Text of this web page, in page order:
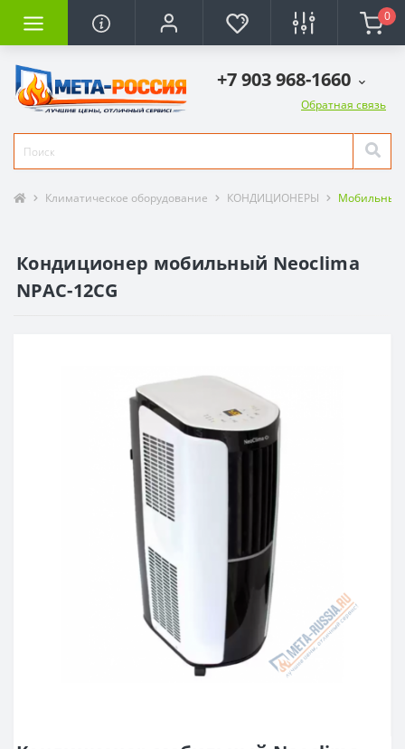
0
+7 903 968-1660
Обратная связь
Климатическое оборудование КОНДИЦИОНЕРЫ Мобильные
Кондиционер мобильный Neoclima
NPAC-12CG